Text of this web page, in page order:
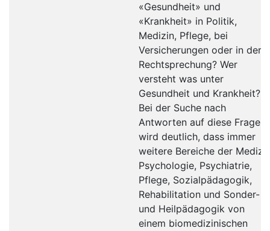
«Gesundheit» und
«Krankheit» in Politik,
Medizin, Pflege, bei
Versicherungen oder in der
Rechtsprechung? Wer
versteht was unter
Gesundheit und Krankheit?
Bei der Suche nach
Antworten auf diese Fragen
wird deutlich, dass immer
weitere Bereiche der
Psychologie, Psychiatrie,
Pflege, Sozialpädagogik,
Rehabilitation und Sonder-
und Heilpädagogik von
einem biomedizinischen